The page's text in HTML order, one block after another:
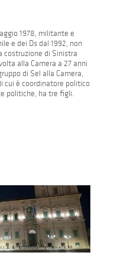
1978, militante e
e dei Ds dal 1992, non
costruzione di Sinistra
alla Camera a 27 anni
di Sel alla Camera,
cui è coordinatore politico
politiche, ha tre figli.